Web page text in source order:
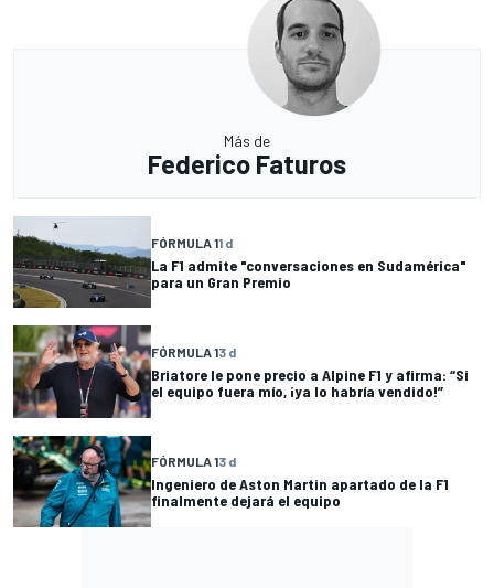
Más de
Federico Faturos
FÓRMULA 11 d
La F1 admite "conversaciones en Sudamérica"
para un Gran Premio
FÓRMULA 13 d
Briatore le pone precio a Alpine F1 y afirma: “Si
el equipo fuera mío, ¡ya lo habría vendido!”
FÓRMULA 13 d
Ingeniero de Aston Martin apartado de la F1
finalmente dejará el equipo